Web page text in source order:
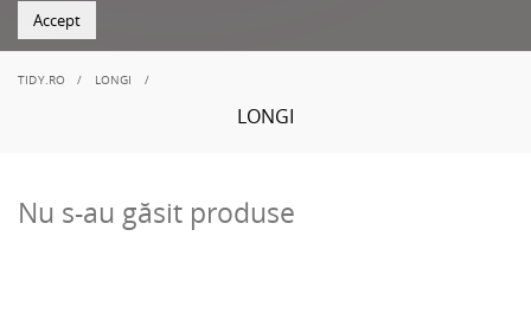
Accept
TIDY.RO LONGI
LONGI
Nu s-au găsit produse